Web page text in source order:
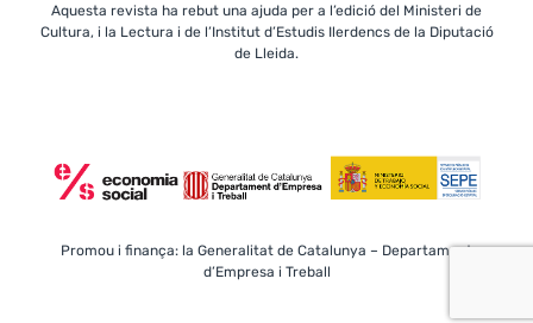
Aquesta revista ha rebut una ajuda per a l’edició del Ministeri de
Cultura, i la Lectura i de l’Institut d’Estudis Ilerdencs de la Diputació
de Lleida.
Promou i finança: la Generalitat de Catalunya – Departament
d’Empresa i Treball